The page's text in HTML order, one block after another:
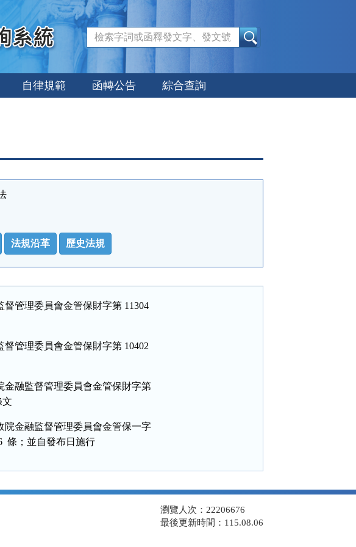
自律規範 函轉公告 綜合查詢
法規沿革 歷史法規
管理委員會金管保財字第 11304
管理委員會金管保財字第 10402
金融監督管理委員會金管保財字第
院金融監督管理委員會金管保一字
  第 09602503801  號令訂定發布全文 6  條；並自發布日施行
瀏覽人次：22206676
最後更新時間：115.08.06